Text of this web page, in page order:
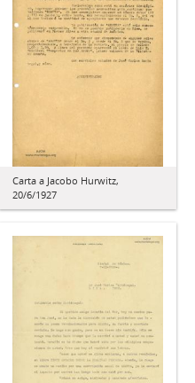
Carta a Jacobo Hurwitz,
20/6/1927